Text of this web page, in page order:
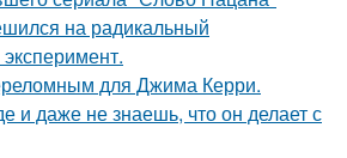
на радикальный
для Джима Керри.
и даже не знаешь, что он делает с